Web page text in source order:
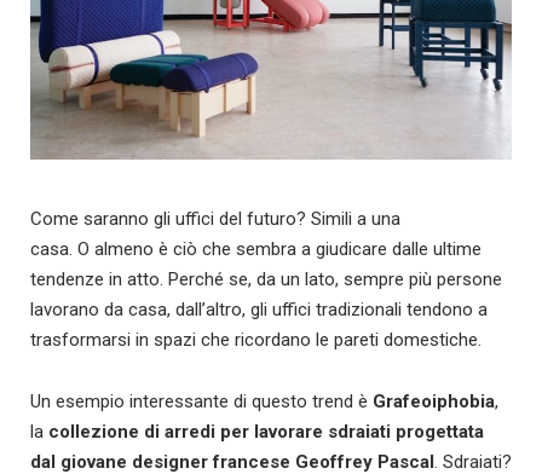
Come saranno gli uffici del futuro? Simili a una
casa. O almeno è ciò che sembra a giudicare dalle ultime
tendenze in atto. Perché se, da un lato, sempre più persone
lavorano da casa, dall’altro, gli uffici tradizionali tendono a
trasformarsi in spazi che ricordano le pareti domestiche.
Un esempio interessante di questo trend è Grafeoiphobia,
la collezione di arredi per lavorare sdraiati progettata
dal giovane designer francese Geoffrey Pascal . Sdraiati?